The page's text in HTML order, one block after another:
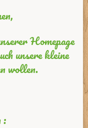
Homepage
unsere kleine
wollen.
: